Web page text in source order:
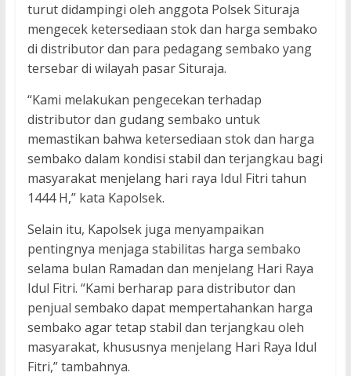
turut didampingi oleh anggota Polsek Situraja
mengecek ketersediaan stok dan harga sembako
di distributor dan para pedagang sembako yang
tersebar di wilayah pasar Situraja.
“Kami melakukan pengecekan terhadap
distributor dan gudang sembako untuk
memastikan bahwa ketersediaan stok dan harga
sembako dalam kondisi stabil dan terjangkau bagi
masyarakat menjelang hari raya Idul Fitri tahun
1444 H,” kata Kapolsek.
Selain itu, Kapolsek juga menyampaikan
pentingnya menjaga stabilitas harga sembako
selama bulan Ramadan dan menjelang Hari Raya
Idul Fitri. “Kami berharap para distributor dan
penjual sembako dapat mempertahankan harga
sembako agar tetap stabil dan terjangkau oleh
masyarakat, khususnya menjelang Hari Raya Idul
Fitri,” tambahnya.